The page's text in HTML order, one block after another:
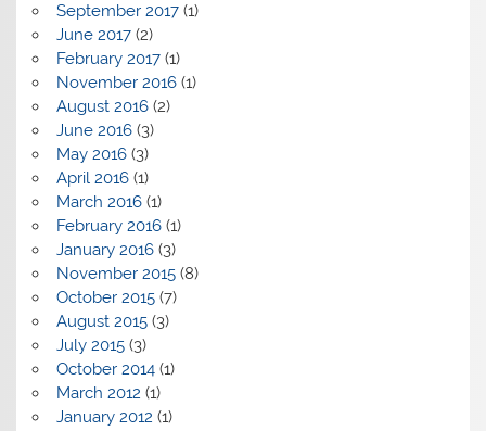
September 2017(1)
June 2017(2)
February 2017(1)
November 2016(1)
August 2016(2)
June 2016(3)
May 2016(3)
April 2016(1)
March 2016(1)
February 2016(1)
January 2016(3)
November 2015(8)
October 2015(7)
August 2015(3)
July 2015(3)
October 2014(1)
March 2012 (1)
January 2012 (1)